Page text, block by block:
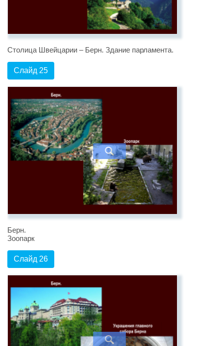
Столица Швейцарии – Берн. Здание парламента.
Слайд 25
Берн.
Зоопарк
Слайд 26